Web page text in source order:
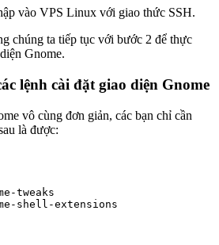
vào VPS Linux với giao thức SSH.
chúng ta tiếp tục với bước 2 để thực
Gnome.
lệnh cài đặt giao diện Gnome
vô cùng đơn giản, các bạn chỉ cần
là được:
tweaks
shell-extensions